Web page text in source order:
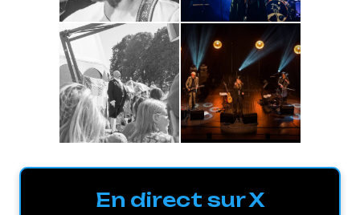
En direct sur X